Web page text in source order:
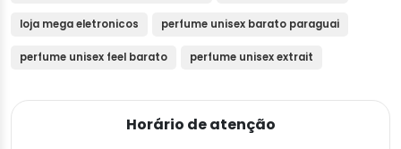
loja mega eletronicos perfume unisex barato paraguai
perfume unisex feel barato perfume unisex extrait
Horário de atenção